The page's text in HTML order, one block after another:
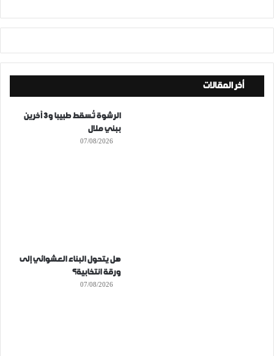
أخر المقالات
الرشوة تُسقط طبيبا و3 آخرين
ببني ملال
07/08/2026
هل يتحول البناء العشوائي إلى
ورقة انتخابية؟
07/08/2026